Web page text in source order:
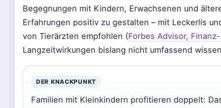
Begegnungen mit Kindern, Erwachsenen und
Erfahrungen positiv zu gestalten – mit Leckerlis
von Tierärzten empfohlen (Forbes Advisor,
Langzeitwirkungen bislang nicht umfassend
DER KNACKPUNKT
Familien mit Kleinkindern profitieren doppelt: